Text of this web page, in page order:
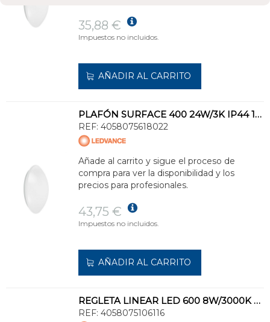
35,88 €
Impuestos no incluidos.
AÑADIR AL CARRITO
PLAFÓN SURFACE 400 24W/3K IP44 1920lm
REF: 4058075618022
Añade al carrito y sigue el proceso de
compra para ver la disponibilidad y los
precios para profesionales.
43,75 €
Impuestos no incluidos.
AÑADIR AL CARRITO
REGLETA LINEAR LED 600 8W/3000K 230V IP20 800lm BLANCO
REF: 4058075106116